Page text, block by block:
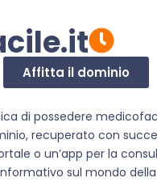
Affitta il dominio
di possedere
recuperato con
o un’app per la
sul mondo